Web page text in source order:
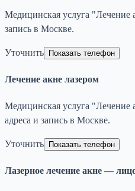
Медицинская услуга "Лечение
запись в Москве.
Уточнить Показать телефон
Лечение акне лазером
Медицинская услуга "Лечение
адреса и запись в Москве.
Уточнить Показать телефон
Лазерное лечение акне —